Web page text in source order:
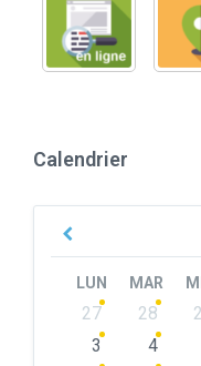
Calendrier
Previous
LUN MAR
Skip
calendar
27 28
3
4